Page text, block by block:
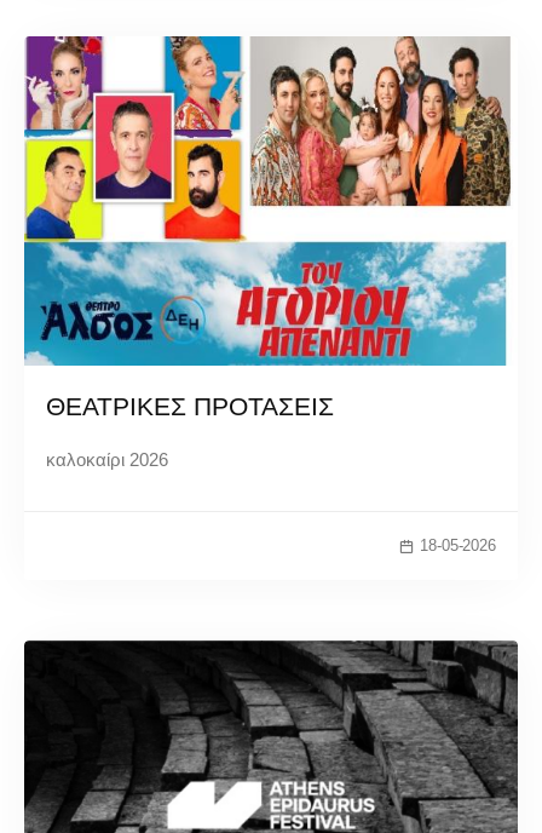
ΘΕΑΤΡΙΚΕΣ ΠΡΟΤΑΣΕΙΣ
καλοκαίρι 2026
18-05-2026